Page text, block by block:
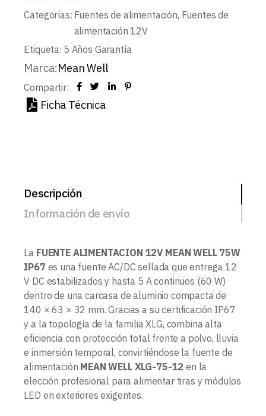
Categorías: Fuentes de alimentación, Fuentes de
alimentación 12V
Etiqueta: 5 Años Garantía
Marca:Mean Well
Compartir:
Ficha Técnica
Descripción
Información de envío
La FUENTE ALIMENTACION 12V MEAN WELL 75W
IP67 es una fuente AC/DC sellada que entrega 12
V DC estabilizados y hasta 5 A continuos (60 W)
dentro de una carcasa de aluminio compacta de
140 × 63 × 32 mm. Gracias a su certificación IP67
y a la topología de la familia XLG, combina alta
eficiencia con protección total frente a polvo, lluvia
e inmersión temporal, convirtiéndose la fuente de
alimentación MEAN WELL XLG-75-12 en la
elección profesional para alimentar tiras y módulos
LED en exteriores exigentes.